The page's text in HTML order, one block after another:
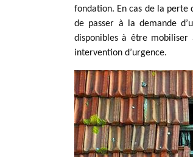
fondation. En cas de la
de passer à la demande
disponibles à être
intervention d’urgence.